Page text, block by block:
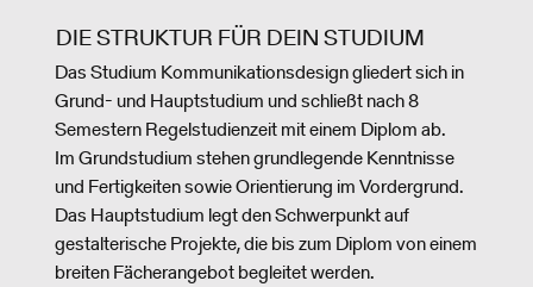
DIE STRUKTUR FÜR DEIN STUDIUM
Das Studium Kommunikationsdesign gliedert sich in
Grund- und Hauptstudium und schließt nach 8
Semestern Regelstudienzeit mit einem Diplom ab.
Im Grundstudium stehen grundlegende Kenntnisse
und Fertigkeiten sowie Orientierung im Vordergrund.
Das Hauptstudium legt den Schwerpunkt auf
gestalterische Projekte, die bis zum Diplom von einem
breiten Fächerangebot begleitet werden.